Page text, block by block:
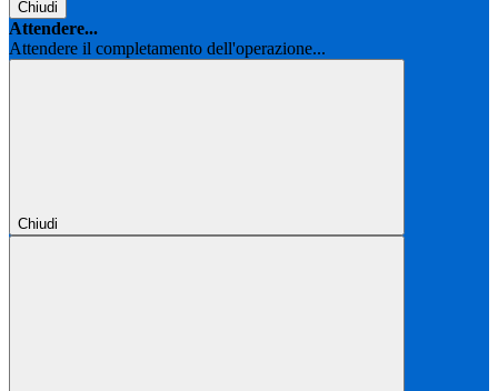
Chiudi
Attendere...
Attendere il completamento dell'operazione...
Chiudi